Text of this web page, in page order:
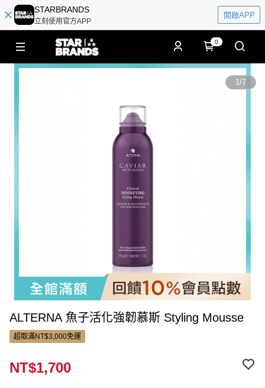
STARBRANDS
立刻使用官方APP
開啟APP
0
1/7
ALTERNA 魚子活化強韌慕斯 Styling Mousse
超取滿NT$3,000免運
NT$1,700